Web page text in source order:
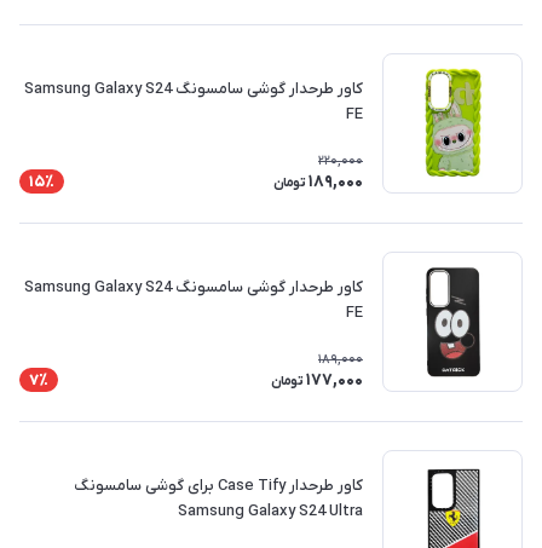
کاور طرحدار گوشی سامسونگ Samsung Galaxy S24
FE
220,000
189,000 تومان 15٪
کاور طرحدار گوشی سامسونگ Samsung Galaxy S24
FE
189,000
177,000 تومان 7٪
کاور طرحدار Case Tify برای گوشی سامسونگ
Samsung Galaxy S24 Ultra